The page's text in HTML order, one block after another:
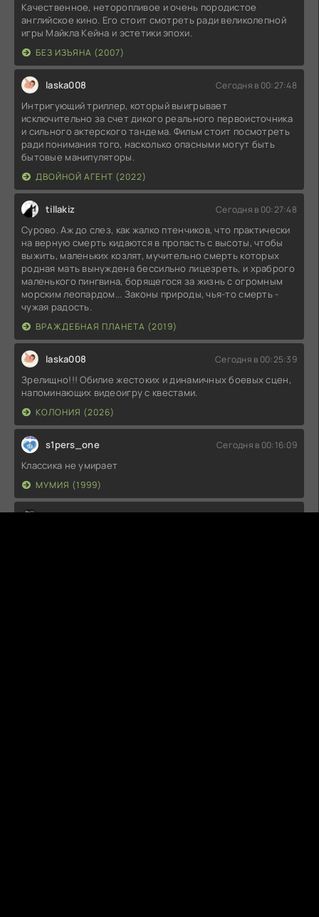
Качественное, неторопливое и очень породистое
английское кино. Его стоит смотреть ради великолепной
игры Майкла Кейна и эстетики эпохи.
БЕЗ ИЗЪЯНА (2007)
laska008 Сегодня в 00:27:48
Интригующий триллер, который выигрывает
исключительно за счет дикого реального первоисточника
и сильного актерского тандема. Фильм стоит посмотреть
ради понимания того, насколько опасными могут быть
бытовые манипуляторы.
ДВОЙНОЙ АГЕНТ (2022)
tillakiz Сегодня в 00:27:48
Сурово. Аж до слез, как жалко птенчиков, что практически
на верную смерть кидаются в пропасть с высоты, чтобы
выжить, маленьких козлят, мучительно смерть которых
родная мать вынуждена бессильно лицезреть, и храброго
маленького пингвина, борящегося за жизнь с огромным
морским леопардом... Законы природы, чья-то смерть -
чужая радость.
ВРАЖДЕБНАЯ ПЛАНЕТА (2019)
laska008 Сегодня в 00:25:39
Зрелищно!!! Обилие жестоких и динамичных боевых сцен,
напоминающих видеоигру с квестами.
КОЛОНИЯ (2026)
s1pers_one Сегодня в 00:16:09
Классика не умирает
МУМИЯ (1999)